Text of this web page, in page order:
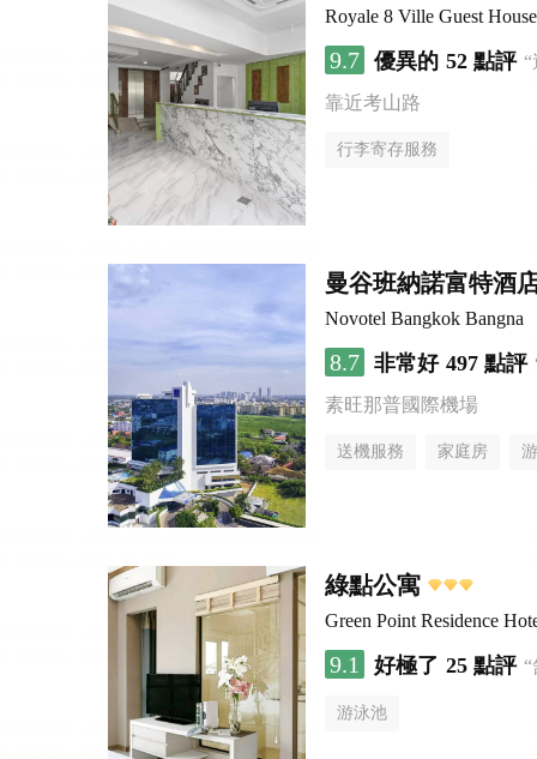
Royale 8 Ville Guest House
9.7 優異的 52 點評
靠近考山路
行李寄存服務
曼谷班納諾富特酒
Novotel Bangkok Bangna
8.7 非常好 497 點評
素旺那普國際機場
送機服務 家庭房
綠點公寓
Green Point Residence
9.1 好極了 25 點評
游泳池